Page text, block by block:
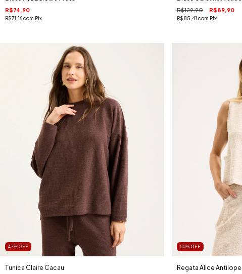
R$74,90
R$71,16com Pix
R$129,90 R$89,90
R$85,41 com Pix
47% OFF
Tunica Claire Cacau
50% OFF
Regata Alice Antilope